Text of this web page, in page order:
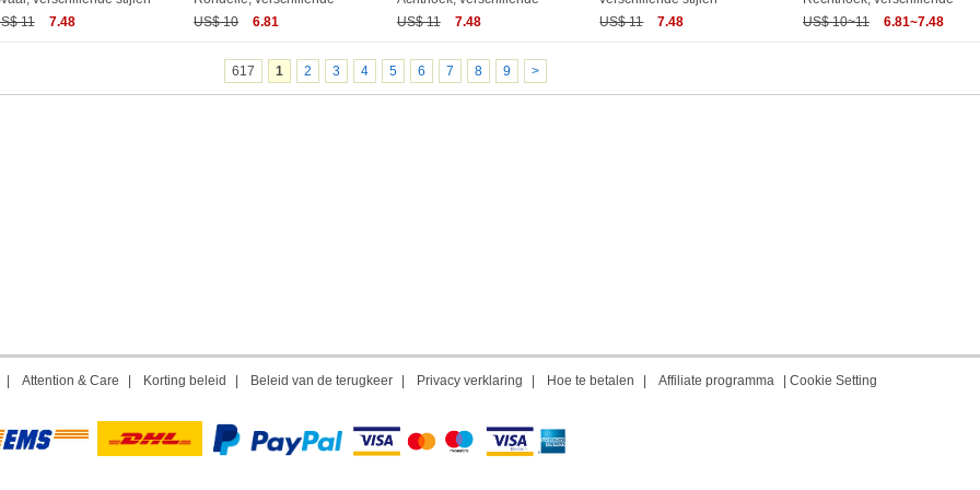
11
7.48
US$ 10
6.81
US$ 11
7.48
US$ 11
7.48
US$ 10~11
6.81~7.48
617 1 2 3 4 5 6 7 8 9 >
Attention & Care Korting beleid Beleid van de terugkeer Privacy verklaring Hoe te betalen Affiliate programma Cookie Setting